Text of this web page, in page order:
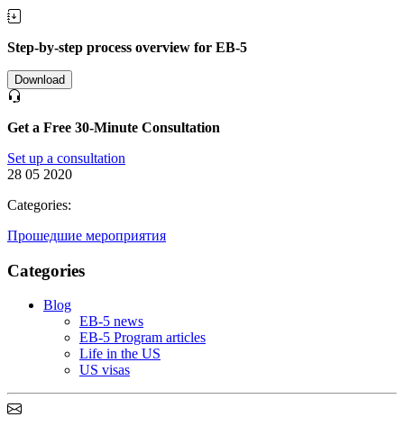
Step-by-step process overview for EB-5
Download
Get a Free 30-Minute Consultation
Set up a consultation
28 05 2020
Categories:
Прошедшие мероприятия
Categories
Blog
EB-5 news
EB-5 Program articles
Life in the US
US visas